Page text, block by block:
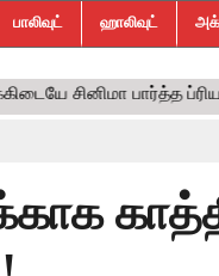
பாலிவுட் ஹாலிவுட்